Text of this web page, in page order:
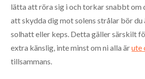
lätta att röra sig i och torkar snabbt om
att skydda dig mot solens strålar bör du
solhatt eller keps. Detta gäller särskilt
extra känslig, inte minst om ni alla ärute
tillsammans.